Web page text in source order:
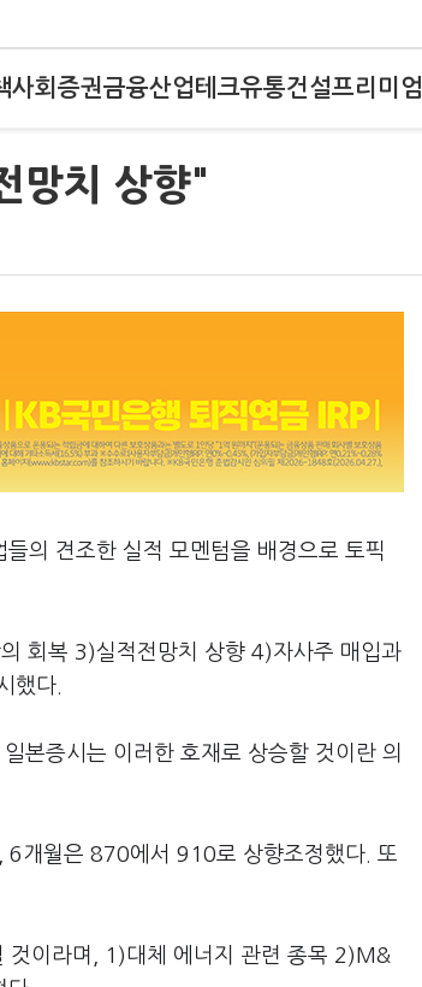
사회 증권금융산업테크유통건설프리미엄
망치 상향"
의 견조한 실적 모멘텀을 배경으로 토픽
회복 3)실적전망치 상향 4)자사주 매입과
했다.
본증시는 이러한 호재로 상승할 것이란 의
개월은 870에서 910로 상향조정했다. 또
것이라며, 1)대체 에너지 관련 종목 2)M&